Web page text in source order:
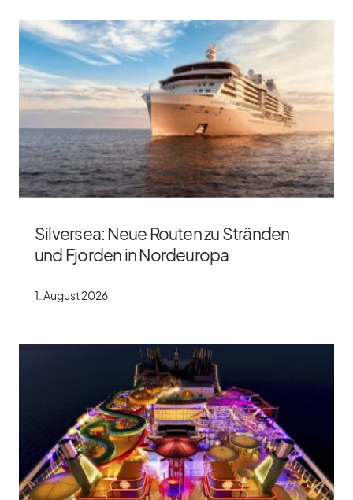
Silversea: Neue Routen zu Stränden
und Fjorden in Nordeuropa
1. Au­gust 2026